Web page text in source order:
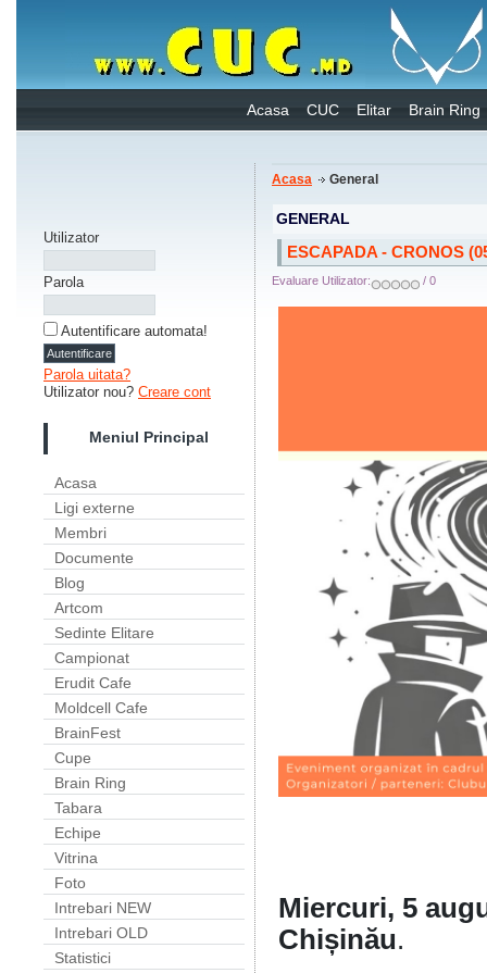
Acasa CUC Elitar Brain Ring
Utilizator
Parola
Autentificare automata!
Parola uitata?
Utilizator nou? Creare cont
Meniul Principal
Acasa
Ligi externe
Membri
Documente
Blog
Artcom
Sedinte Elitare
Campionat
Erudit Cafe
Moldcell Cafe
BrainFest
Cupe
Brain Ring
Tabara
Echipe
Vitrina
Foto
Intrebari NEW
Intrebari OLD
Statistici
Acasa General
GENERAL
ESCAPADA - CRONOS
Evaluare Utilizator: / 0
Miercuri, 5
Chișinău.